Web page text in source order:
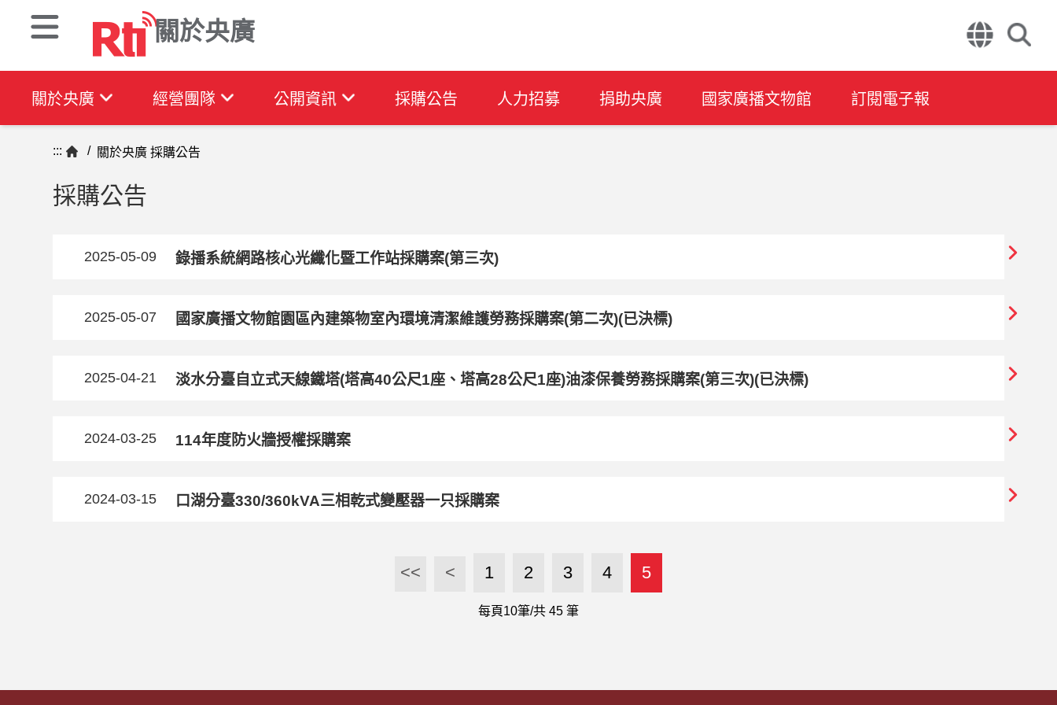
關於央廣
關於央廣 經營團隊 公開資訊 採購公告 人力招募 捐助央廣 國家廣播文物館 訂閱電子報
::: / 關於央廣 採購公告
採購公告
2025-05-09 錄播系統網路核心光纖化暨工作站採購案(第三次)
2025-05-07 國家廣播文物館園區內建築物室內環境清潔維護勞務採購案(第二次)(已決標)
2025-04-21 淡水分臺自立式天線鐵塔(塔高40公尺1座、塔高28公尺1座)油漆保養勞務採購案(第三次)(已決標)
2024-03-25 114年度防火牆授權採購案
2024-03-15 口湖分臺330/360kVA三相乾式變壓器一只採購案
<< < 1 2 3 4 5
每頁10筆/共 45 筆